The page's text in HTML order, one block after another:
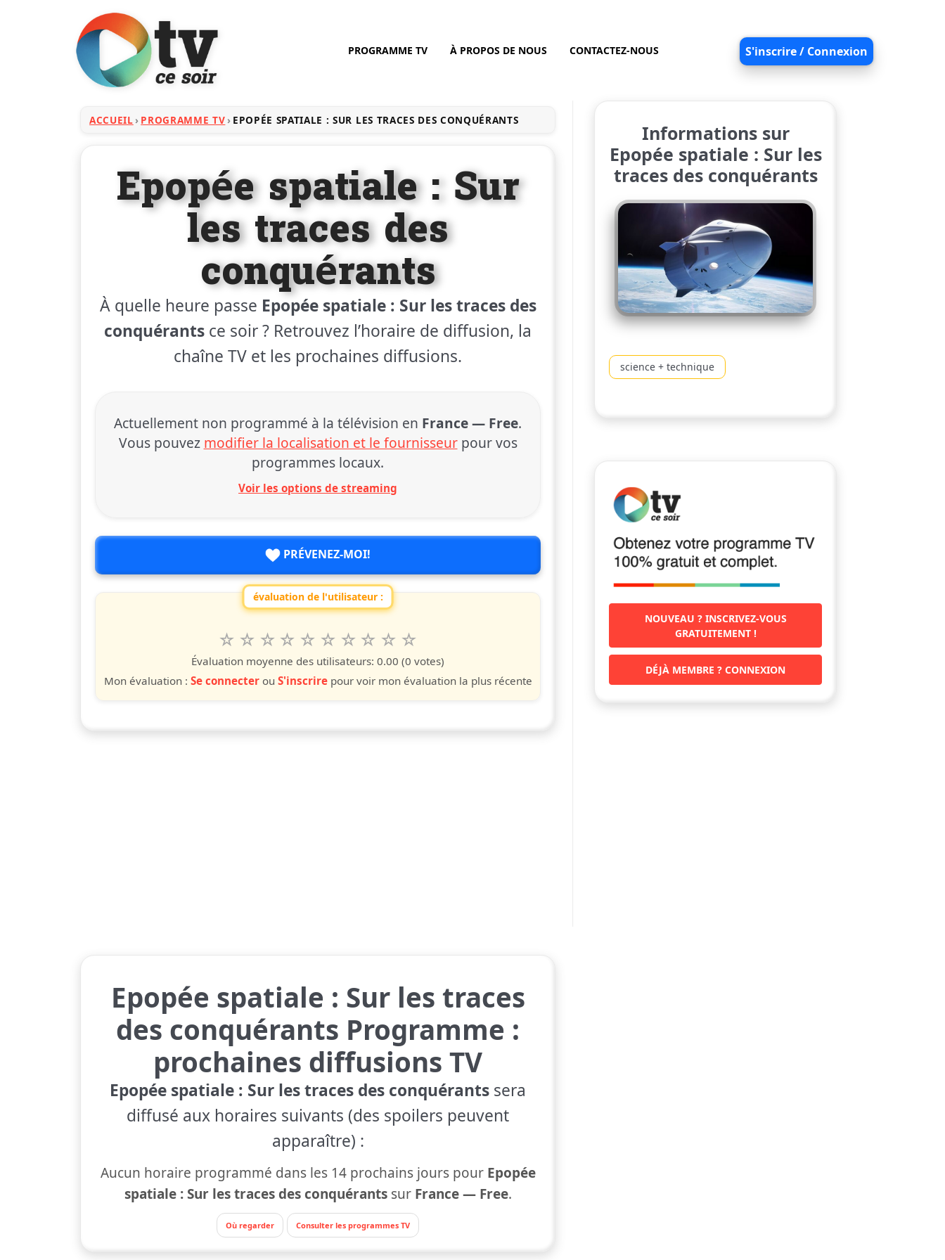
PROGRAMME TV À PROPOS DE NOUS CONTACTEZ-NOUS S'inscrire / Connexion
ACCUEIL PROGRAMME TV EPOPÉE SPATIALE : SUR LES TRACES DES CONQUÉRANTS
Epopée spatiale : Sur
les traces des
conquérants
À quelle heure passe Epopée spatiale : Sur les traces des
conquérants ce soir ? Retrouvez l’horaire de diffusion, la
chaîne TV et les prochaines diffusions.
Actuellement non programmé à la télévision en France — Free.
Vous pouvez modifier la localisation et le fournisseurpour vos
programmes locaux.
Voir les options de streaming
PRÉVENEZ-MOI!
évaluation de l'utilisateur :
Valuta questo spettacolo da 1 a 10 étoiles
10
étoiles
9
étoiles
8
étoiles
7
étoiles
6
étoiles
5
étoiles
4
étoiles
3
étoiles
2
étoiles
étoile
Évaluation moyenne des utilisateurs: 0.00 (0 votes)
Mon évaluation : Se connecterou S'inscrirepour voir mon évaluation la plus récente
Epopée spatiale : Sur les traces
des conquérants Programme :
prochaines diffusions TV
Epopée spatiale : Sur les traces des conquérants sera
diffusé aux horaires suivants (des spoilers peuvent
apparaître) :
Aucun horaire programmé dans les 14 prochains jours pour Epopée
spatiale : Sur les traces des conquérantssur France — Free.
Où regarder Consulter les programmes TV
Informations sur
Epopée spatiale : Sur les
traces des conquérants
science + technique
NOUVEAU ? INSCRIVEZ-VOUS
GRATUITEMENT !
DÉJÀ MEMBRE ? CONNEXION